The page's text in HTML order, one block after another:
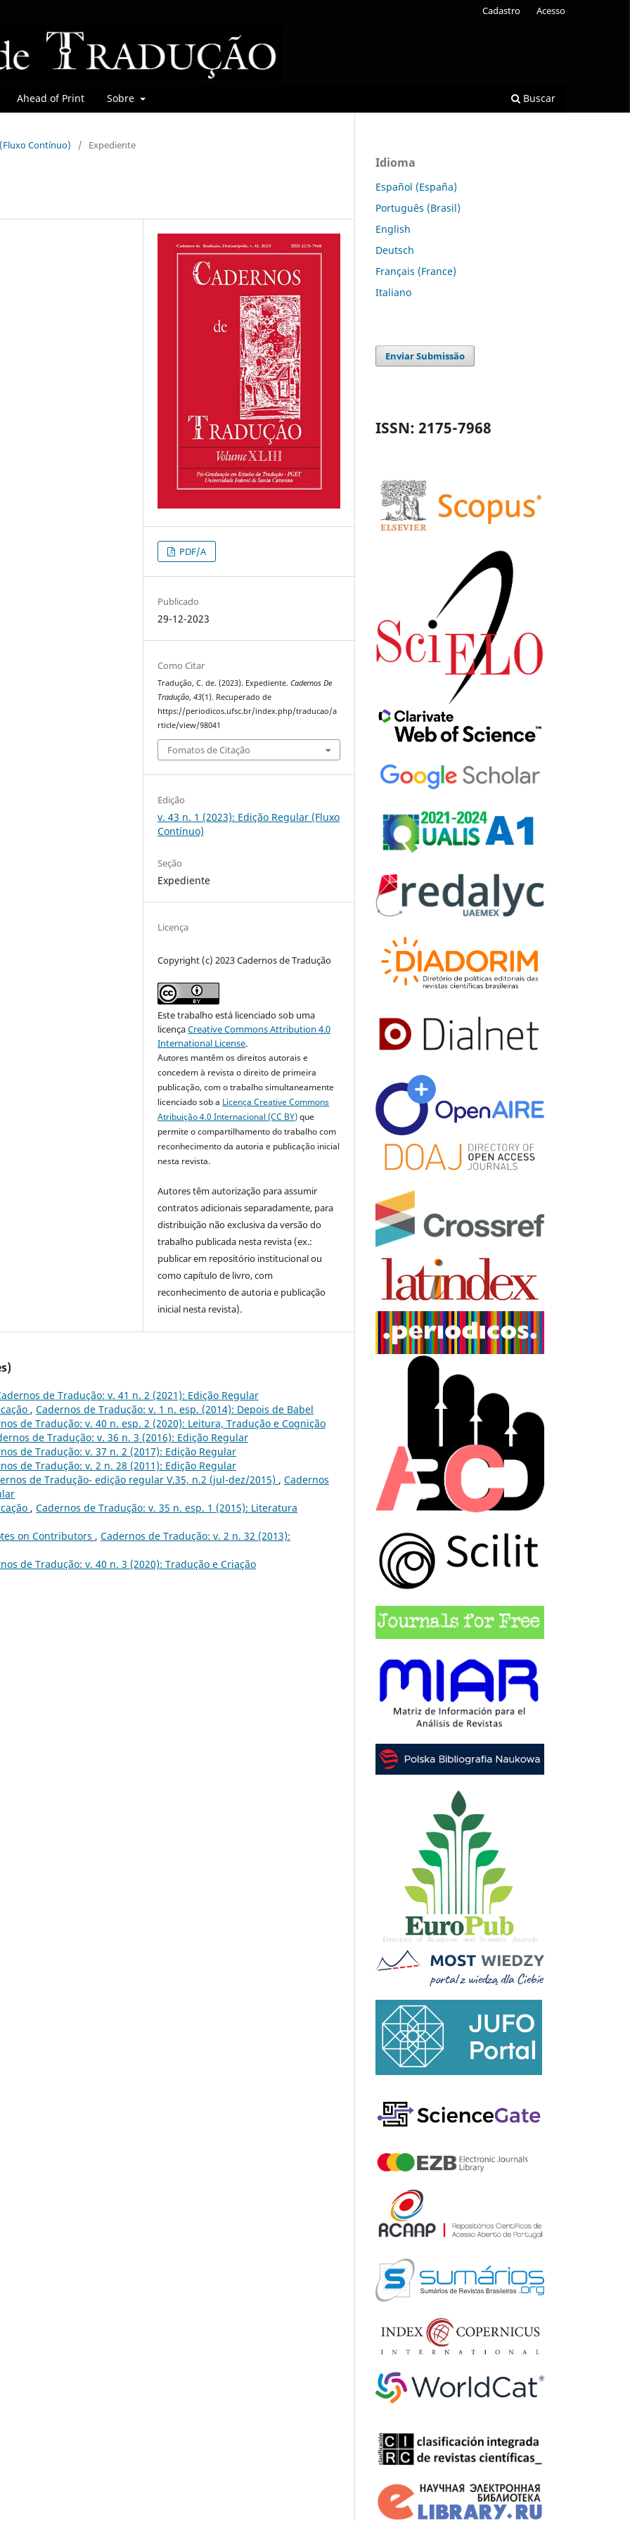
Ahead of Print Sobre Buscar
Cadastro Acesso
Contínuo) / Expediente
PDF/A
Publicado
29-12-2023
Como Citar
Tradução, C. de. (2023). Expediente.Cadernos De
Tradução,43(1). Recuperado de
https://periodicos.ufsc.br/index.php/traducao/a
rticle/view/98041
Fomatos de Citação
Edição
v. 43 n. 1 (2023): Edição Regular (Fluxo
Contínuo)
Seção
Expediente
Licença
Copyright (c) 2023 Cadernos de Tradução
Este trabalho está licenciado sob uma
licençaCreative Commons Attribution 4.0
International License.
Autores mantêm os direitos autorais e
concedem à revista o direito de primeira
publicação, com o trabalho simultaneamente
licenciado sob a Licença Creative Commons
Atribuição 4.0 Internacional (CC BY)que
permite o compartilhamento do trabalho com
reconhecimento da autoria e publicação inicial
nesta revista.
Autores têm autorização para assumir
contratos adicionais separadamente, para
distribuição não exclusiva da versão do
trabalho publicada nesta revista (ex.:
publicar em repositório institucional ou
como capítulo de livro, com
reconhecimento de autoria e publicação
inicial nesta revista).
de Tradução: v. 41 n. 2 (2021): Edição Regular
, Cadernos de Tradução: v. 1 n. esp. (2014): Depois de Babel
de Tradução: v. 40 n. esp. 2 (2020): Leitura, Tradução e Cognição
de Tradução: v. 36 n. 3 (2016): Edição Regular
de Tradução: v. 37 n. 2 (2017): Edição Regular
de Tradução: v. 2 n. 28 (2011): Edição Regular
de Tradução- edição regular V.35, n.2 (jul-dez/2015) , Cadernos
, Cadernos de Tradução: v. 35 n. esp. 1 (2015): Literatura
on Contributors , Cadernos de Tradução: v. 2 n. 32 (2013):
de Tradução: v. 40 n. 3 (2020): Tradução e Criação
Idioma
Español (España)
Português (Brasil)
English
Deutsch
Français (France)
Italiano
Enviar Submissão
ISSN: 2175-7968